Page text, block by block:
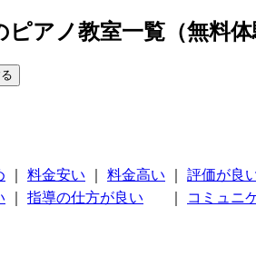
ピアノ教室一覧（無料
料金安い 料金高い
評価が良
指導の仕方が良い コミュニ